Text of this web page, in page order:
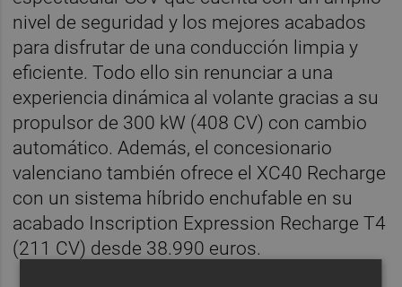
nivel de seguridad y los mejores acabados
para disfrutar de una conducción limpia y
eficiente. Todo ello sin renunciar a una
experiencia dinámica al volante gracias a su
propulsor de 300 kW (408 CV) con cambio
automático. Además, el concesionario
valenciano también ofrece el XC40 Recharge
con un sistema híbrido enchufable en su
acabado Inscription Expression Recharge T4
(211 CV) desde 38.990 euros.